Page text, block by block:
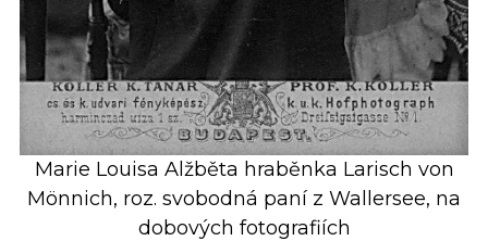
Marie Louisa Alžběta hraběnka Larisch von
Mönnich, roz. svobodná paní z Wallersee, na
dobových fotografiích